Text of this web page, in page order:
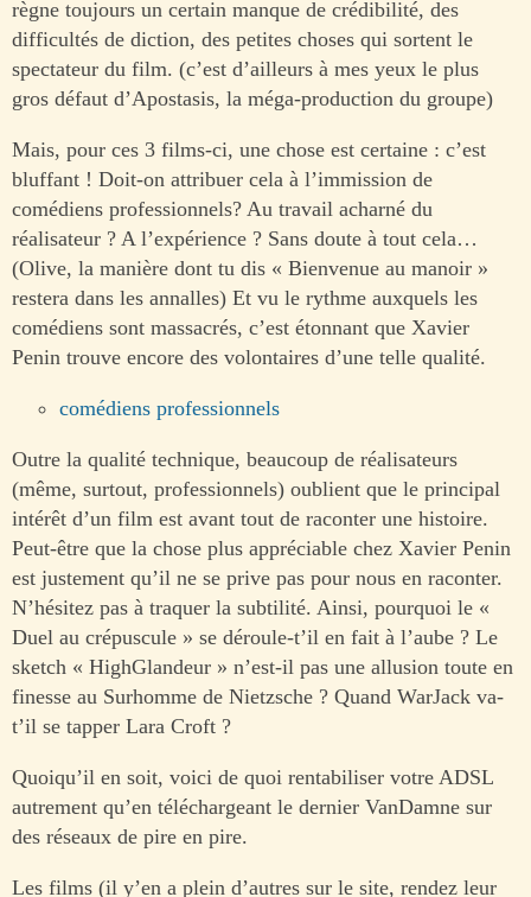
règne toujours un certain manque de crédibilité, des
difficultés de diction, des petites choses qui sortent le
spectateur du film. (c’est d’ailleurs à mes yeux le plus
gros défaut d’Apostasis, la méga-production du groupe)
Mais, pour ces 3 films-ci, une chose est certaine : c’est
bluffant ! Doit-on attribuer cela à l’immission de
comédiens professionnels? Au travail acharné du
réalisateur ? A l’expérience ? Sans doute à tout cela…
(Olive, la manière dont tu dis « Bienvenue au manoir »
restera dans les annalles) Et vu le rythme auxquels les
comédiens sont massacrés, c’est étonnant que Xavier
Penin trouve encore des volontaires d’une telle qualité.
comédiens professionnels
Outre la qualité technique, beaucoup de réalisateurs
(même, surtout, professionnels) oublient que le principal
intérêt d’un film est avant tout de raconter une histoire.
Peut-être que la chose plus appréciable chez Xavier Penin
est justement qu’il ne se prive pas pour nous en raconter.
N’hésitez pas à traquer la subtilité. Ainsi, pourquoi le «
Duel au crépuscule » se déroule-t’il en fait à l’aube ? Le
sketch « HighGlandeur » n’est-il pas une allusion toute en
finesse au Surhomme de Nietzsche ? Quand WarJack va-
t’il se tapper Lara Croft ?
Quoiqu’il en soit, voici de quoi rentabiliser votre ADSL
autrement qu’en téléchargeant le dernier VanDamne sur
des réseaux de pire en pire.
Les films (il y’en a plein d’autres sur le site, rendez leur